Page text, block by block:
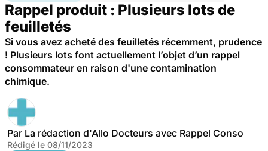
Rappel produit : Plusieurs lots de
feuilletés
Si vous avez acheté des feuilletés récemment, prudence
! Plusieurs lots font actuellement l’objet d’un rappel
consommateur en raison d'une contamination
chimique.
Par La rédaction d'Allo Docteurs avec Rappel Conso
Rédigé le 08/11/2023